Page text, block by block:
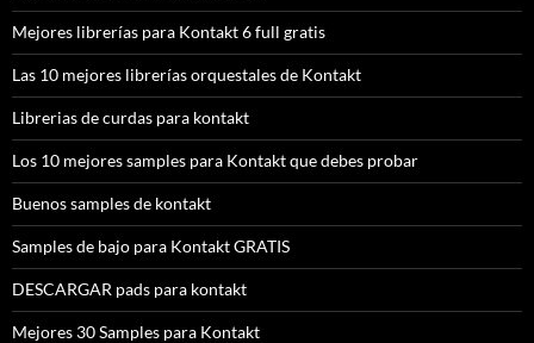
Mejores librerías para Kontakt 6 full gratis
Las 10 mejores librerías orquestales de Kontakt
Librerias de curdas para kontakt
Los 10 mejores samples para Kontakt que debes probar
Buenos samples de kontakt
Samples de bajo para Kontakt GRATIS
DESCARGAR pads para kontakt
Mejores 30 Samples para Kontakt